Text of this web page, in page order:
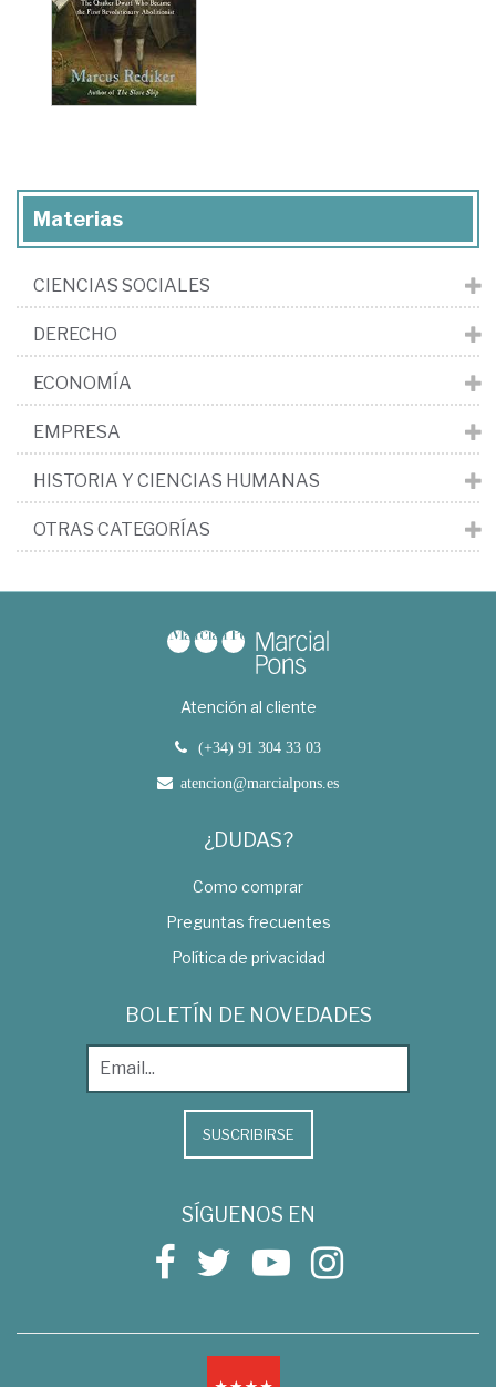
Materias
CIENCIAS SOCIALES
DERECHO
ECONOMÍA
EMPRESA
HISTORIA Y CIENCIAS HUMANAS
OTRAS CATEGORÍAS
Atención al cliente
(+34) 91 304 33 03
atencion@marcialpons.es
¿DUDAS?
Como comprar
Preguntas frecuentes
Política de privacidad
BOLETÍN DE NOVEDADES
SUSCRIBIRSE
SÍGUENOS EN